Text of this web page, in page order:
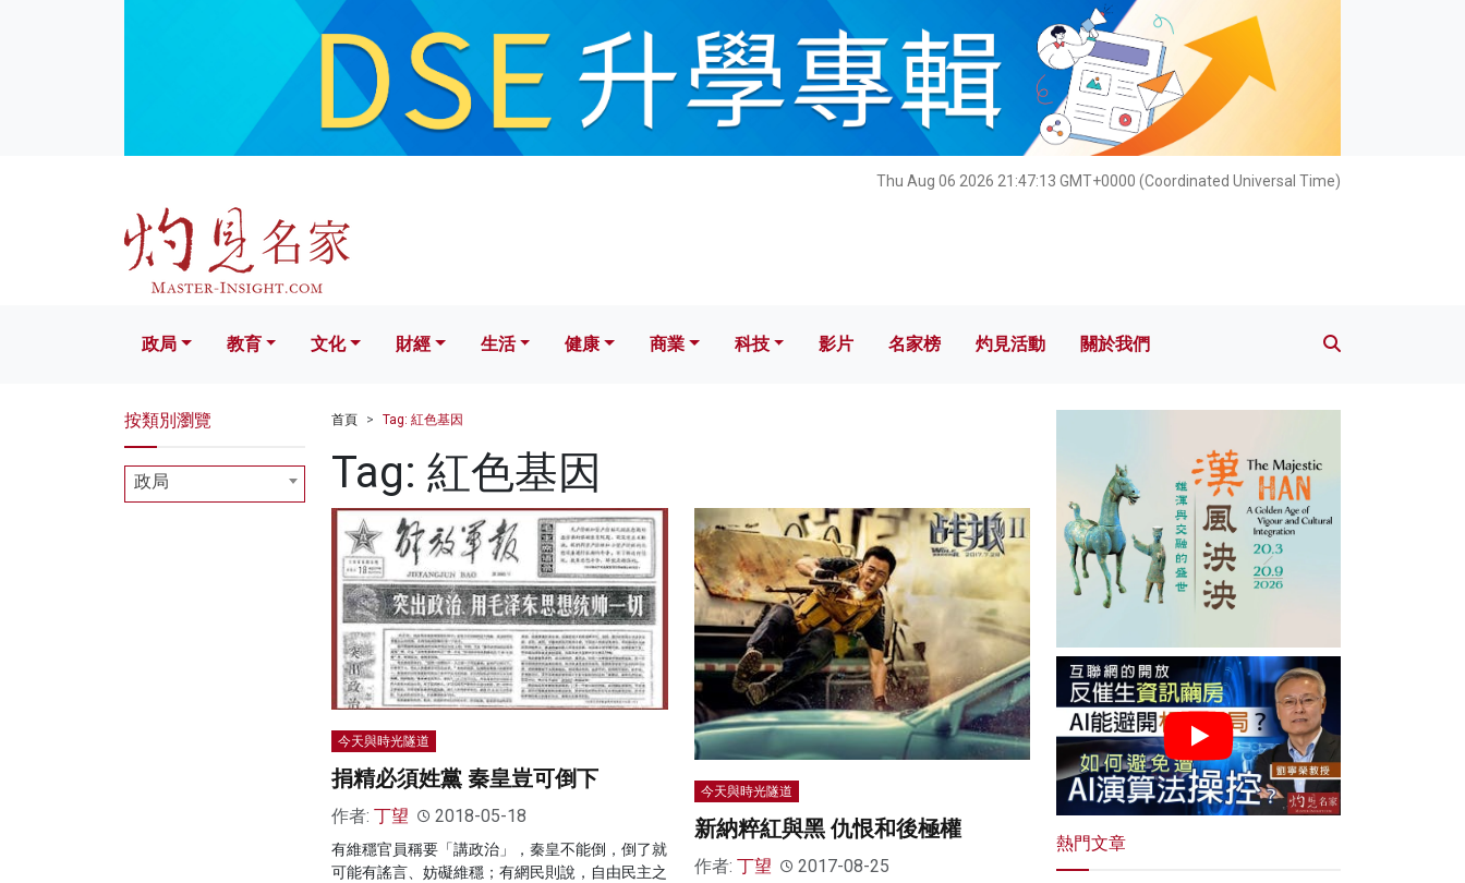
Thu Aug 06 2026 21:47:15 GMT+0000 (Coordinated Universal Time)
文化 財經 生活 健康 科技 影片 名家榜 灼見活動 關於我們
政局 教育 文化 財經 生活 健康 商業 科技 影片 名家榜 灼見活動 關於我們
首頁 Tag: 紅色基因
Tag: 紅色基因
今天與時光隧道
捐精必須姓黨 秦皇豈可倒下
作者: 丁望 2018-05-18
有維穩官員稱要「講政治」，秦皇不能倒，倒了就
可能有謠言、妨礙維穩；有網民則說，自由民主之
今天與時光隧道
新納粹紅與黑 仇恨和後極權
作者: 丁望 2017-08-25
按類別瀏覽
政局
熱門文章